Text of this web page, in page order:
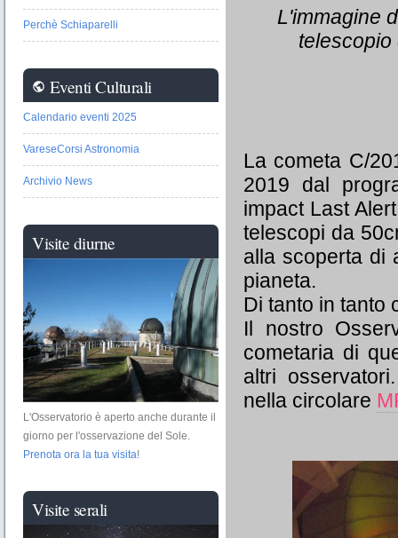
Perchè Schiaparelli
public Eventi Culturali
Calendario eventi 2025
VareseCorsi Astronomia
Archivio News
Visite diurne
L'Osservatorio è aperto anche durante il
giorno per l'osservazione del Sole.
Prenota ora la tua visita!
Visite serali
L'immagine
telescopio
La cometa C/
2019 dal
impact Last
telescopi da
alla scoperta di
pianeta.
Di tanto in tanto
Il nostro
cometaria di
altri
nella circolare